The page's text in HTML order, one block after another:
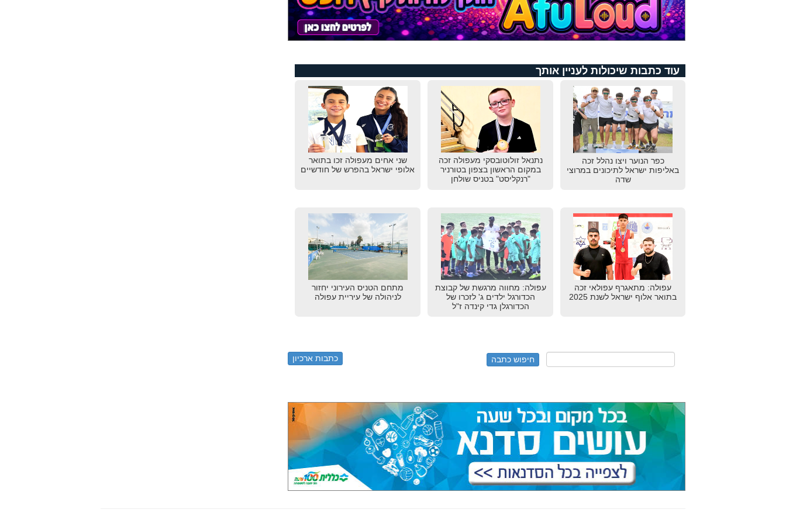
עוד כתבות שיכולות לעניין אותך
כפר הנוער ויצו נהלל זכה
באליפות ישראל לתיכונים במרוצי
שדה
נתנאל זולוטובסקי מעפולה זכה
במקום הראשון בצפון בטורניר
"רנקליסט" בטניס שולחן
שני אחים מעפולה זכו בתואר
אלופי ישראל בהפרש של חודשיים
עפולה: מתאגרף עפולאי זכה
בתואר אלוף ישראל לשנת 2025
עפולה: מחווה מרגשת של קבוצת
הכדורגל ילדים ג' לזכרו של
הכדורגלן גדי קינדה ז"ל
מתחם הטניס העירוני יחזור
לניהולה של עיריית עפולה
כתבות ארכיון